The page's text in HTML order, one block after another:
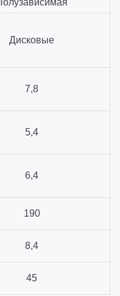
Полузависимая
Дисковые
7,8
5,4
6,4
190
8,4
45